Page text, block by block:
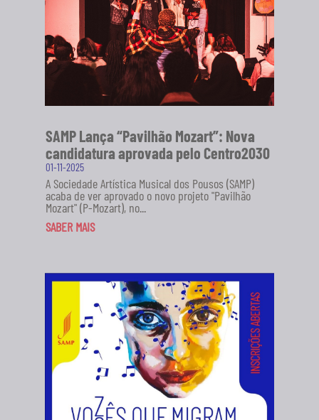
SAMP Lança “Pavilhão Mozart”: Nova
candidatura aprovada pelo Centro2030
01-11-2025
A Sociedade Artística Musical dos Pousos (SAMP)
acaba de ver aprovado o novo projeto "Pavilhão
Mozart" (P-Mozart), no...
SABER MAIS